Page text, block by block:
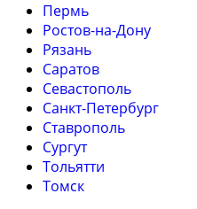
Пермь
Ростов-на-Дону
Рязань
Саратов
Севастополь
Санкт-Петербург
Ставрополь
Сургут
Тольятти
Томск